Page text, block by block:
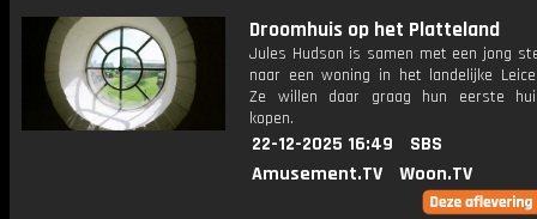
Droomhuis op het Platteland
Jules Hudson is samen met een jong
naar een woning in het landelijke
Ze willen daar graag hun eerste
kopen.
22-12-2025 16:49
SBS
Amusement.TV
Woon.TV